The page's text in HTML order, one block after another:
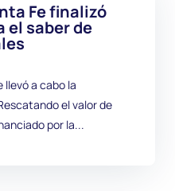
Fe finalizó
el saber de
llevó a cabo la
el valor de
por la...